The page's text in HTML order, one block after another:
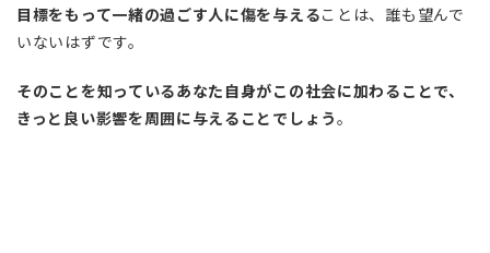
目標をもって一緒の過ごす人に傷を与えることは、誰も望んで
いないはずです。
そのことを知っているあなた自身がこの社会に加わることで、
きっと良い影響を周囲に与えることでしょう。